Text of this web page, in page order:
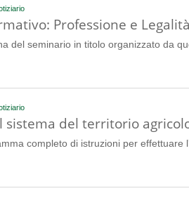
Professione e Legalità
del seminario in titolo organizzato da
sistema del territorio
completo di istruzioni per effettuare